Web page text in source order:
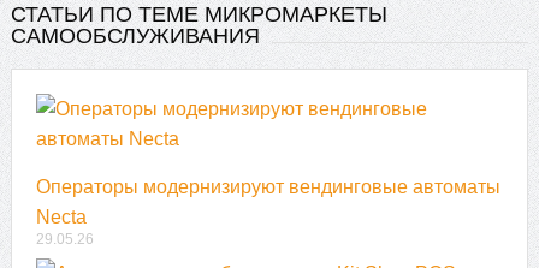
СТАТЬИ ПО ТЕМЕ МИКРОМАРКЕТЫ
САМООБСЛУЖИВАНИЯ
Операторы модернизируют вендинговые автоматы
Necta
29.05.26